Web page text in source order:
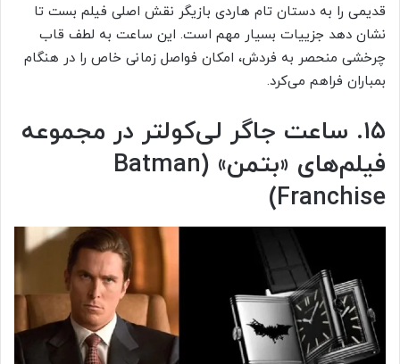
قدیمی را به دستان تام هاردی بازیگر نقش اصلی فیلم بست تا
نشان دهد جزییات بسیار مهم است. این ساعت به لطف قاب
چرخشی منحصر به فردش، امکان فواصل زمانی خاص را در هنگام
بمباران فراهم می‌کرد.
۱۵. ساعت جاگر لی‌کولتر در مجموعه
فیلم‌های «بتمن» (Batman
Franchise)